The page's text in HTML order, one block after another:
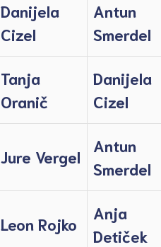
Danijela
Cizel
Antun
Smerdel
Tanja
Oranič
Danijela
Cizel
Jure Vergel
Antun
Smerdel
Leon Rojko
Anja
Detiček